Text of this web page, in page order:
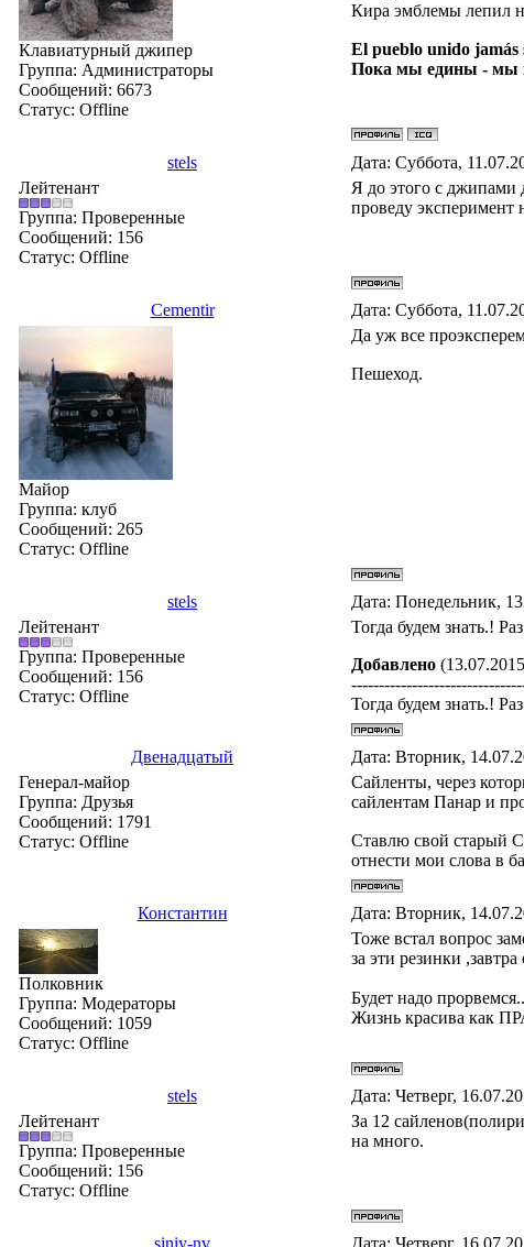
Клавиатурный джипер
Группа: Администраторы
Сообщений: 6673
Статус: Offline
Кира эмблемы лепил
El pueblo unido jamás
Пока мы едины - мы
stels Дата: Суббота,
Лейтенант
Группа: Проверенные
Сообщений: 156
Статус: Offline
Я до этого с джипами
проведу эксперимент
Cementir Дата: Суббота,
Майор
Группа: клуб
Сообщений: 265
Статус: Offline
Да уж все
Пешеход.
stels Дата: Понедельник,
Лейтенант
Группа: Проверенные
Сообщений: 156
Статус: Offline
Тогда будем знать.!
Добавлено
Тогда будем знать.!
Двенадцатый Дата: Вторник,
Генерал-майор
Группа: Друзья
Сообщений: 1791
Статус: Offline
Сайленты, через
сайлентам Панар и
Ставлю свой старый
отнести мои слова в
Константин Дата: Вторник,
Полковник
Группа: Модераторы
Сообщений: 1059
Статус: Offline
Тоже встал вопрос
за эти резинки
Будет надо
Жизнь красива как
stels Дата: Четверг,
Лейтенант
Группа: Проверенные
Сообщений: 156
Статус: Offline
За 12
на много.
siniy-nv Дата: Четверг,